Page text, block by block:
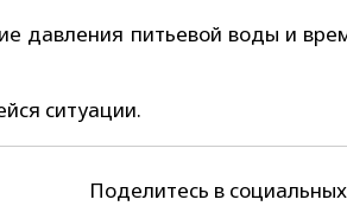
давления питьевой воды и
ситуации.
Поделитесь в